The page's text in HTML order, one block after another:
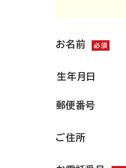
二井
二井
利用
利用
アン
その
利用者よ
お名前 必須
生年月日
郵便番号
ご住所